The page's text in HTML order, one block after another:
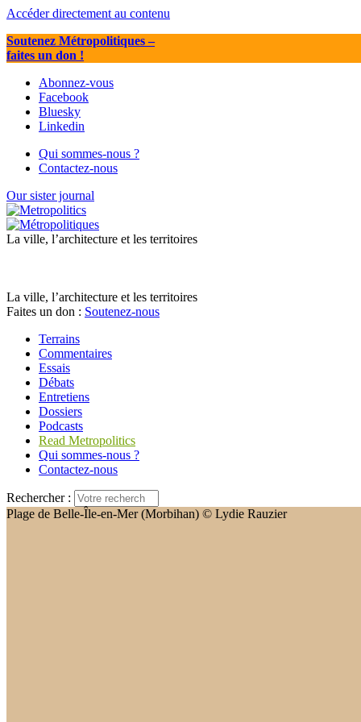
Accéder directement au contenu
Soutenez Métropolitiques–
faites un don !
Abonnez-vous
Facebook
Bluesky
Linkedin
Qui sommes-nous ?
Contactez-nous
Our sister journal
La ville, l’architecture et les territoires
La ville, l’architecture et les territoires
Faites un don : Soutenez-nous
Terrains
Commentaires
Essais
Débats
Entretiens
Dossiers
Podcasts
Read Metropolitics
Qui sommes-nous ?
Contactez-nous
Rechercher :
Plage de Belle-Île-en-Mer (Morbihan) © Lydie Rauzier